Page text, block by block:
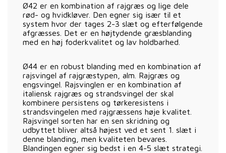
Ø42 er en kombination af rajgræs og lige dele
rød- og hvidkløver. Den egner sig især til et
system hvor der tages 2-3 slæt og efterfølgende
afgræsses. Det er en højtydende græsblanding
med en høj foderkvalitet og lav holdbarhed.
Ø44 er en robust blanding med en kombination af
rajsvingel af rajgræstypen, alm. Rajgræs og
engsvingel. Rajsvinglen er en kombination af
italiensk rajgræs og strandsvingel der skal
kombinere persistens og tørkeresistens i
strandsvingelen med rajgræssens høje kvalitet.
Rajsvingel sorten har en sen skridning og
udbyttet bliver altså højest ved et sent 1. slæt i
denne blanding, men kvaliteten bevares.
Blandingen egner sig bedst i en 4-5 slæt strategi.